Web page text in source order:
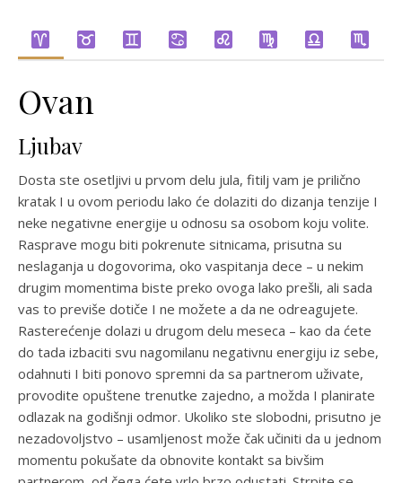
Ovan
Ljubav
Dosta ste osetljivi u prvom delu jula, fitilj vam je prilično
kratak I u ovom periodu lako će dolaziti do dizanja tenzije I
neke negativne energije u odnosu sa osobom koju volite.
Rasprave mogu biti pokrenute sitnicama, prisutna su
neslaganja u dogovorima, oko vaspitanja dece – u nekim
drugim momentima biste preko ovoga lako prešli, ali sada
vas to previše dotiče I ne možete a da ne odreagujete.
Rasterećenje dolazi u drugom delu meseca – kao da ćete
do tada izbaciti svu nagomilanu negativnu energiju iz sebe,
odahnuti I biti ponovo spremni da sa partnerom uživate,
provodite opuštene trenutke zajedno, a možda I planirate
odlazak na godišnji odmor. Ukoliko ste slobodni, prisutno je
nezadovoljstvo – usamljenost može čak učiniti da u jednom
momentu pokušate da obnovite kontakt sa bivšim